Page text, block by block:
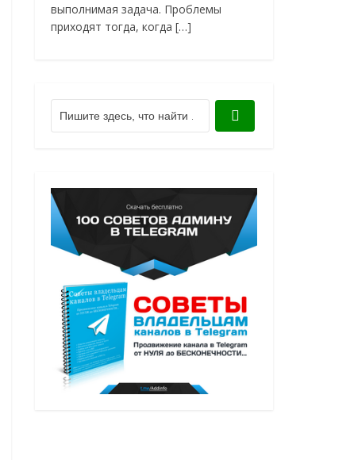
выполнимая задача. Проблемы
приходят тогда, когда […]